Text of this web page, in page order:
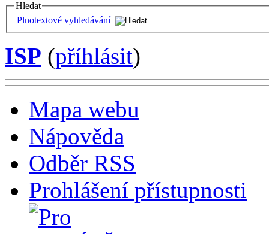
Hledat
Plnotextové vyhledávání
ISP (příhlásit)
Mapa webu
Nápověda
Odběr RSS
Prohlášení přístupnosti